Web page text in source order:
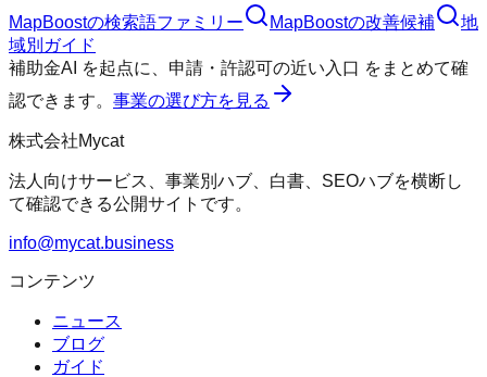
MapBoostの検索語ファミリー MapBoostの改善候補
地
域別ガイド
補助金AI
を起点に、 申請・許認可の近い入口 をまとめて確
認できます。 事業の選び方を見る
株式会社Mycat
法人向けサービス、事業別ハブ、白書、SEOハブを横断し
て確認できる公開サイトです。
info@mycat.business
コンテンツ
ニュース
ブログ
ガイド